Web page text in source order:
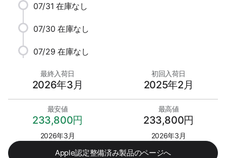
07/31 在庫なし
07/30 在庫なし
07/29 在庫なし
最終入荷日
2026年3月
初回入荷日
2025年2月
最安値
233,800円
2026年3月
最高値
233,800円
2026年3月
Apple認定整備済み製品のページへ